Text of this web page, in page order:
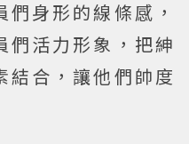
身形的線條感，
們活力形象，把紳
結合，讓他們帥度